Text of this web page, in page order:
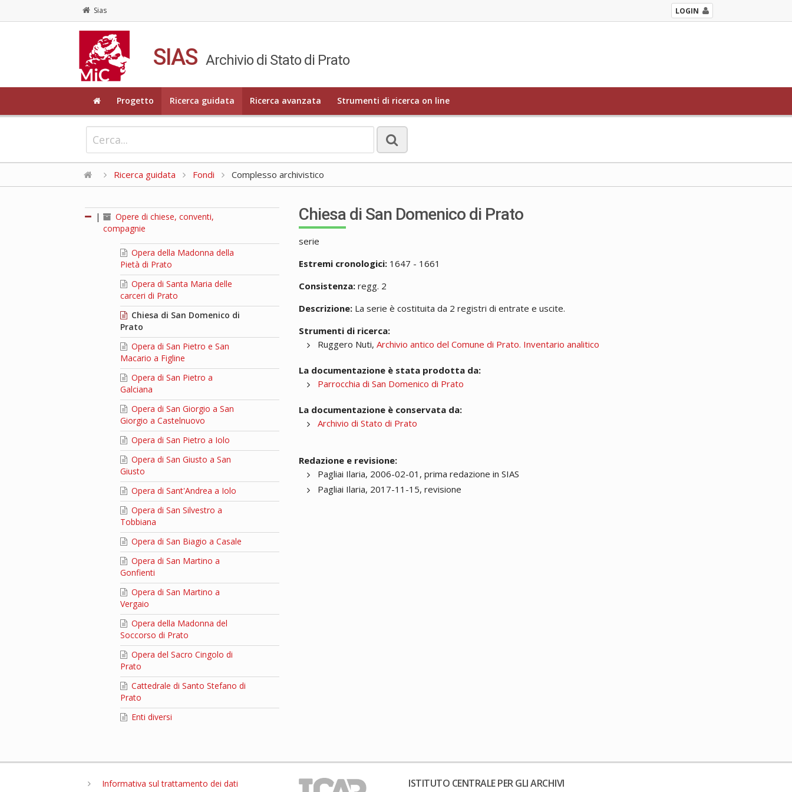
Sias LOGIN
SIAS Archivio di Stato di Prato
Progetto Ricerca guidata Ricerca avanzata Strumenti di ricerca on line
Ricerca guidata Fondi Complesso archivistico
|
Opere di chiese, conventi,
compagnie
Opera della Madonna della
Pietà di Prato
Opera di Santa Maria delle
carceri di Prato
Chiesa di San Domenico di
Prato
Opera di San Pietro e San
Macario a Figline
Opera di San Pietro a
Galciana
Opera di San Giorgio a San
Giorgio a Castelnuovo
Opera di San Pietro a Iolo
Opera di San Giusto a San
Giusto
Opera di Sant'Andrea a Iolo
Opera di San Silvestro a
Tobbiana
Opera di San Biagio a Casale
Opera di San Martino a
Gonfienti
Opera di San Martino a
Vergaio
Opera della Madonna del
Soccorso di Prato
Opera del Sacro Cingolo di
Prato
Cattedrale di Santo Stefano di
Prato
Enti diversi
Chiesa di San Domenico di Prato
serie
Estremi cronologici: 1647 - 1661
Consistenza: regg. 2
Descrizione: La serie è costituita da 2 registri di entrate e uscite.
Strumenti di ricerca:
Ruggero Nuti,Archivio antico del Comune di Prato. Inventario analitico
La documentazione è stata prodotta da:
Parrocchia di San Domenico di Prato
La documentazione è conservata da:
Archivio di Stato di Prato
Redazione e revisione:
Pagliai Ilaria, 2006-02-01, prima redazione in SIAS
Pagliai Ilaria, 2017-11-15, revisione
Informativa sul trattamento dei dati
ISTITUTO CENTRALE PER GLI ARCHIVI